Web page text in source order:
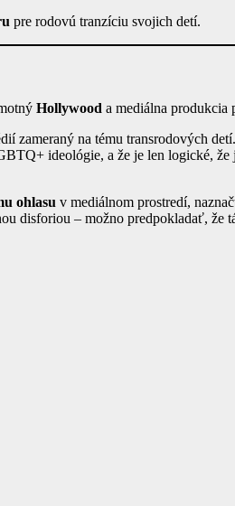
pre rodovú tranzíciu svojich detí.
Hollywood a mediálna produkcia
zameraný na tému transrodových
ideológie, a že je len logické,
ohlasu v mediálnom prostredí,
– možno predpokladať, že